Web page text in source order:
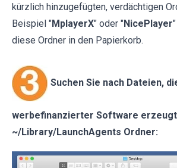
kürzlich hinzugefügten, verdächtigen
Beispiel "MplayerX" oder "NicePlayer
diese Ordner in den Papierkorb.
Suchen Sie nach Dateien,
werbefinanzierter Software erzeugt
~/Library/LaunchAgents Ordner: